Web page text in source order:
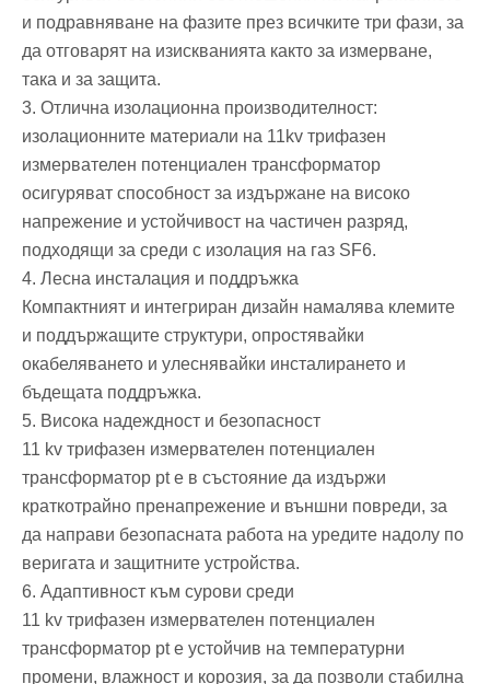
и подравняване на фазите през всичките три фази, за
да отговарят на изискванията както за измерване,
така и за защита.
3. Отлична изолационна производителност:
изолационните материали на 11kv трифазен
измервателен потенциален трансформатор
осигуряват способност за издържане на високо
напрежение и устойчивост на частичен разряд,
подходящи за среди с изолация на газ SF6.
4. Лесна инсталация и поддръжка
Компактният и интегриран дизайн намалява клемите
и поддържащите структури, опростявайки
окабеляването и улеснявайки инсталирането и
бъдещата поддръжка.
5. Висока надеждност и безопасност
11 kv трифазен измервателен потенциален
трансформатор pt е в състояние да издържи
краткотрайно пренапрежение и външни повреди, за
да направи безопасната работа на уредите надолу по
веригата и защитните устройства.
6. Адаптивност към сурови среди
11 kv трифазен измервателен потенциален
трансформатор pt е устойчив на температурни
промени, влажност и корозия, за да позволи стабилна